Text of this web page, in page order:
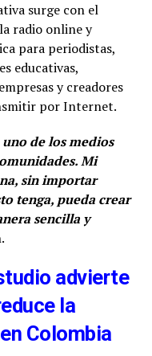
surge con el
radio online y
para periodistas,
educativas,
y creadores
por Internet.
de los medios
Mi
sin importar
tenga, pueda crear
sencilla y
advierte
la
Colombia